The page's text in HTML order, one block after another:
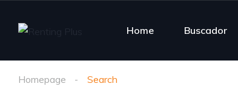
Home Buscador
Homepage Search